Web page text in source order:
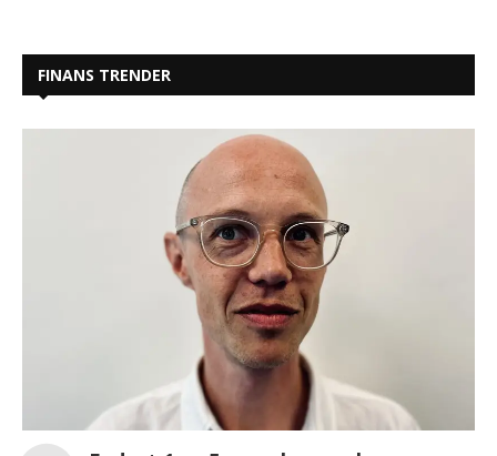
FINANS TRENDER